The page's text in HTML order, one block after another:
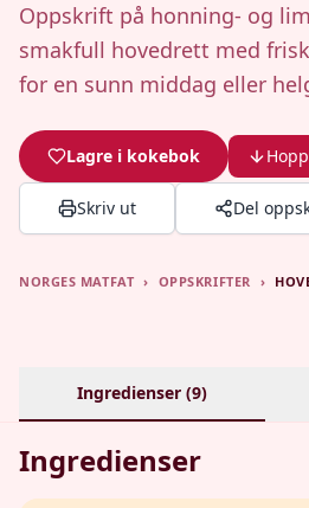
Oppskrift på honning- og
smakfull hovedrett med
for en sunn middag eller
Lagre i kokebok
Skriv ut Del
NORGES MATFAT › OPPSKRIFTER ›
Ingredienser (9)
Ingredienser